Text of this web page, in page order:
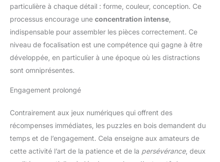
particulière à chaque détail : forme, couleur, conception. Ce
processus encourage une concentration intense
indispensable pour assembler les pièces correctement. Ce
niveau de focalisation est une compétence qui gagne à être
développée, en particulier à une époque où les distractions
sont omniprésentes.
Engagement prolongé
Contrairement aux jeux numériques qui offrent des
récompenses immédiates, les puzzles en bois demandent du
temps et de l’engagement. Cela enseigne aux amateurs de
cette activité l’art de la patience et de la persévérance, deux